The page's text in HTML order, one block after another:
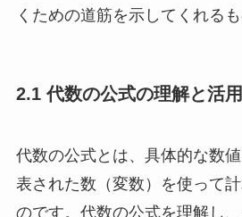
くための道筋を示してくれるも
2.1 代数の公式の理解と活用
代数の公式とは、具体的な数
表された数（変数）を使って
のです。代数の公式を理解し